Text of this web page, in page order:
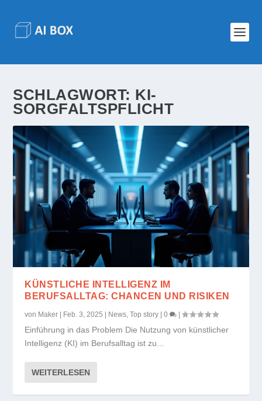
SCHLAGWORT: KI-
SORGFALTSPFLICHT
KÜNSTLICHE INTELLIGENZ IM
BERUFSALLTAG: CHANCEN UND RISIKEN
von Maker | Feb. 3, 2025 | News ,Top story |0 |
Einführung in das Problem Die Nutzung von künstlicher
Intelligenz (KI) im Berufsalltag ist zu...
WEITERLESEN